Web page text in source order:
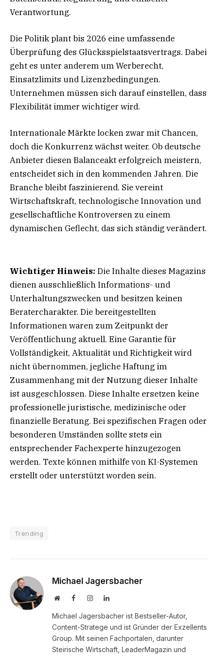
Verantwortung.
Die Politik plant bis 2026 eine umfassende
Überprüfung des Glücksspielstaatsvertrags. Dabei
geht es unter anderem um Werberecht,
Einsatzlimits und Lizenzbedingungen.
Unternehmen müssen sich darauf einstellen, dass
Flexibilität immer wichtiger wird.
Internationale Märkte locken zwar mit Chancen,
doch die Konkurrenz wächst weiter. Ob deutsche
Anbieter diesen Balanceakt erfolgreich meistern,
entscheidet sich in den kommenden Jahren. Die
Branche bleibt faszinierend. Sie vereint
Wirtschaftskraft, technologische Innovation und
gesellschaftliche Kontroversen zu einem
dynamischen Geflecht, das sich ständig verändert.
Wichtiger Hinweis: Die Inhalte dieses Magazins
dienen ausschließlich Informations- und
Unterhaltungszwecken und besitzen keinen
Beratercharakter. Die bereitgestellten
Informationen waren zum Zeitpunkt der
Veröffentlichung aktuell. Eine Garantie für
Vollständigkeit, Aktualität und Richtigkeit wird
nicht übernommen, jegliche Haftung im
Zusammenhang mit der Nutzung dieser Inhalte
ist ausgeschlossen. Diese Inhalte ersetzen keine
professionelle juristische, medizinische oder
finanzielle Beratung. Bei spezifischen Fragen oder
besonderen Umständen sollte stets ein
entsprechender Fachexperte hinzugezogen
werden. Texte können mithilfe von KI-Systemen
erstellt oder unterstützt worden sein.
Trending
Michael Jagersbacher
WebsiteFacebookInstagramLinkedIn
Michael Jagersbacher ist Bestseller-Autor,
Content-Stratege und ist Gründer der Exzellents
Group. Mit seinen Fachportalen, darunter
Steirische Wirtschaft, LeaderMagazin und